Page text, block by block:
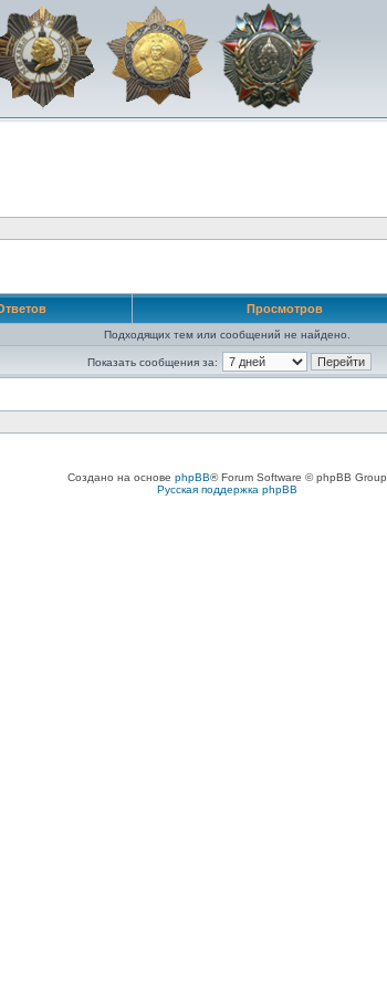
Просмотров
Подходящих тем или сообщений не найдено.
Показать сообщения за:
Создано на основе phpBB® Forum Software © phpBB Group
Русская поддержка phpBB